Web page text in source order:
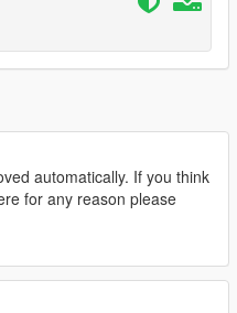
automatically. If you think
for any reason please